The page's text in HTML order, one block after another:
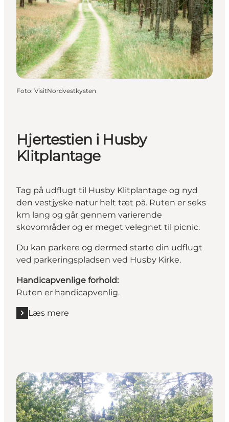
Foto: VisitNordvestkysten
Hjertestien i Husby
Klitplantage
Tag på udflugt til Husby Klitplantage og nyd
den vestjyske natur helt tæt på. Ruten er seks
km lang og går gennem varierende
skovområder og er meget velegnet til picnic.
Du kan parkere og dermed starte din udflugt
ved parkeringspladsen ved Husby Kirke.
Handicapvenlige forhold:
Ruten er handicapvenlig.
Læs mere
Læs mere "Hjertestien i Husby Klitplantage"